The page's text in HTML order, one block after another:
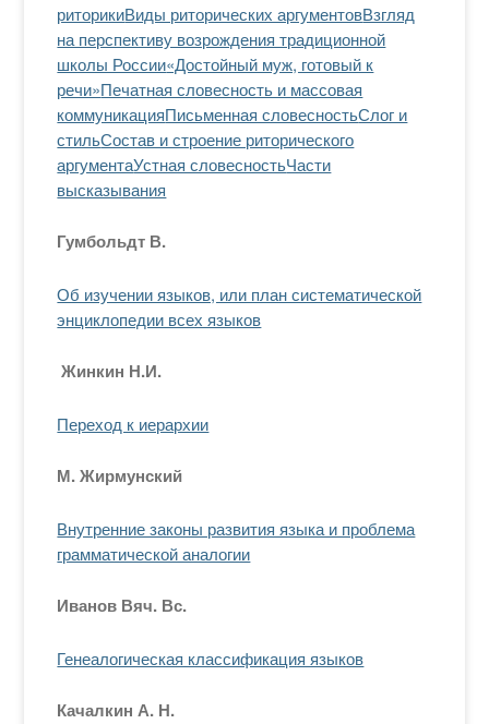
риторикиВиды риторических аргументовВзгляд
на перспективу возрождения традиционной
школы России«Достойный муж, готовый к
речи»Печатная словесность и массовая
коммуникацияПисьменная словесностьСлог и
стильСостав и строение риторического
аргументаУстная словесностьЧасти
высказывания
Гумбольдт В.
Об изучении языков, или план систематической
энциклопедии всех языков
Жинкин Н.И.
Переход к иерархии
М. Жирмунский
Внутренние законы развития языка и проблема
грамматической аналогии
Иванов Вяч. Вс.
Генеалогическая классификация языков
Качалкин А. Н.